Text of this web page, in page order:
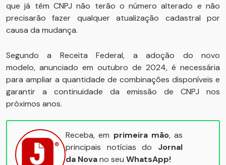
que já têm CNPJ não terão o número alterado e não
precisarão fazer qualquer atualização cadastral por
causa da mudança.
Segundo a Receita Federal, a adoção do novo
modelo, anunciado em outubro de 2024, é necessária
para ampliar a quantidade de combinações disponíveis e
garantir a continuidade da emissão de CNPJ nos
próximos anos.
Receba, em primeira mão, as
principais notícias do Jornal
da Novano seu WhatsApp!